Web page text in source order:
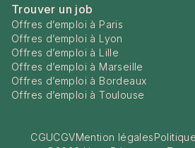
Trouver un job
Offres d’emploi à Paris
Offres d’emploi à Lyon
Offres d’emploi à Lille
Offres d’emploi à Marseille
Offres d’emploi à Bordeaux
Offres d’emploi à Toulouse
CGUCGVMention légales